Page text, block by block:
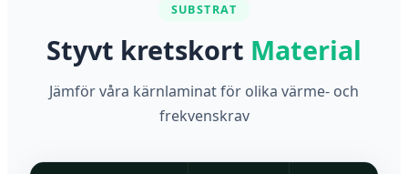
SUBSTRAT
Styvt kretskort Material
Jämför våra kärnlaminat för olika värme- och
frekvenskrav